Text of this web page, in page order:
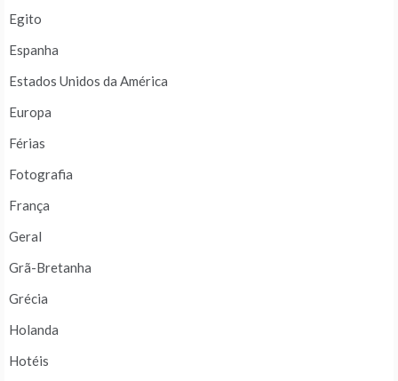
Egito
Espanha
Estados Unidos da América
Europa
Férias
Fotografia
França
Geral
Grã-Bretanha
Grécia
Holanda
Hotéis